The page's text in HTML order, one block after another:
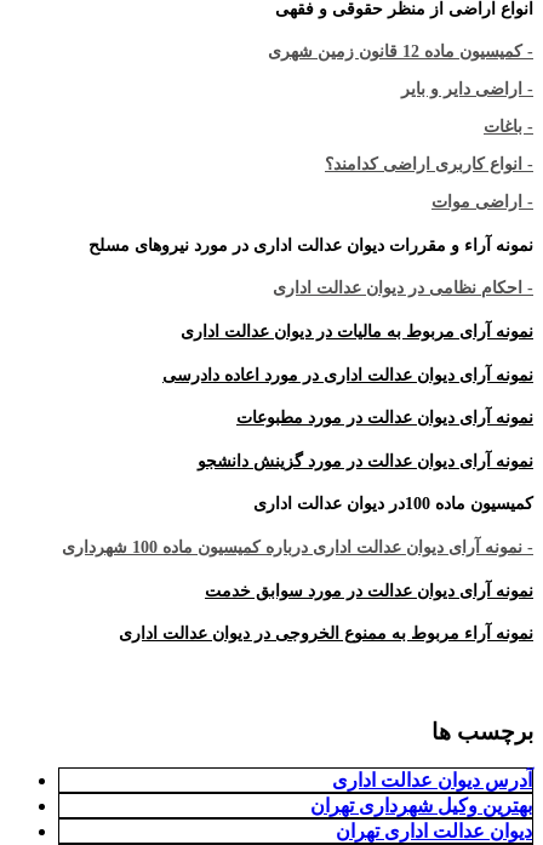
انواع اراضی از منظر حقوقی و فقهی
- کمیسیون ماده 12 قانون زمین شهری
- اراضی دایر و بایر
- باغات
- انواع کاربری اراضی کدامند؟
- اراضی موات
نمونه آراء و مقررات دیوان عدالت اداری در مورد نیروهای مسلح
- احکام نظامی در دیوان عدالت اداری
نمونه آرای مربوط به مالیات در دیوان عدالت اداری
نمونه آرای دیوان عدالت اداری در مورد اعاده دادرسی
نمونه آرای دیوان عدالت در مورد مطبوعات
نمونه آرای دیوان عدالت در مورد گزینش دانشجو
کمیسیون ماده 100در دیوان عدالت اداری
- نمونه آرای دیوان عدالت اداری درباره کمیسیون ماده 100 شهرداری
نمونه آرای دیوان عدالت در مورد سوابق خدمت
نمونه آراء مربوط به ممنوع الخروجی در دیوان عدالت اداری
برچسب ها
آدرس دیوان عدالت اداری
بهترین وکیل شهرداری تهران
دیوان عدالت اداری تهران